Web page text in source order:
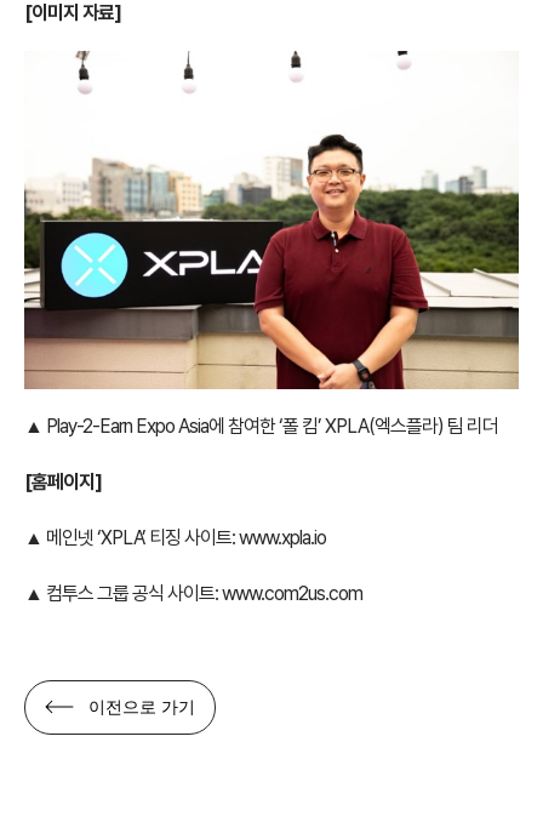
[이미지 자료]
▲ Play-2-Earn Expo Asia에 참여한 ‘폴 킴’ XPLA(엑스플라) 팀 리더
[홈페이지]
▲ 메인넷 ‘XPLA’ 티징 사이트:www.xpla.io
▲ 컴투스 그룹 공식 사이트:www.com2us.com
이전으로 가기